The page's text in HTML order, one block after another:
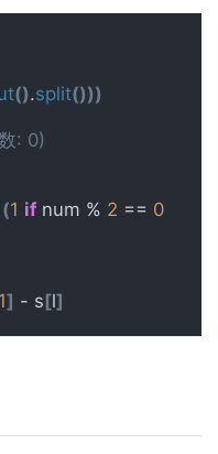
().split()))
: 0)
(1 if num % 2 == 0
1] - s[l]